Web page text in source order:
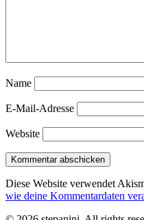
Name
E-Mail-Adresse
Website
Diese Website verwendet
wie deine Kommentardaten